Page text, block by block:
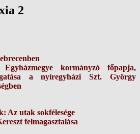
2
kormányzó főpapja,
a nyíregyházi Szt. György
Az utak sokfélesége
felmagasztalása